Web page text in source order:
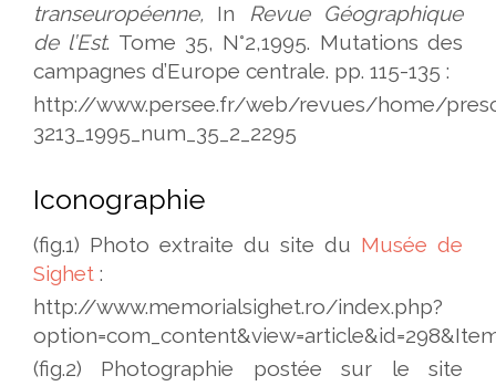
transeuropéenne, In
Revue Géographique
de l’Est. Tome 35, N°2,1995. Mutations des
campagnes d’Europe centrale. pp. 115-135 :
http://www.persee.fr/web/revues/home/
3213_1995_num_35_2_2295
Iconographie
(fig.1) Photo extraite du site du Musée de
Sighet :
http://www.memorialsighet.ro/index.php?
(fig.2) Photographie postée sur le site